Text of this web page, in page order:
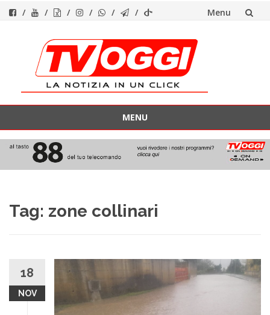
Menu
contenuto
MENU
contenuto
Tag: zone collinari
18
NOV